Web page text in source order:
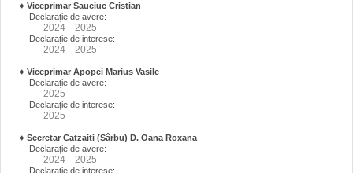
♦ Viceprimar Sauciuc Cristian
Declaraţie de avere:
2024 2025
Declaraţie de interese:
2024 2025
♦ Viceprimar Apopei Marius Vasile
Declaraţie de avere:
2025
Declaraţie de interese:
2025
♦ Secretar Catzaiti (Sârbu) D. Oana Roxana
Declaraţie de avere:
2024 2025
Declaraţie de interese: